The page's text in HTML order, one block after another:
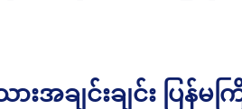
အချင်းချင်း ပြန်